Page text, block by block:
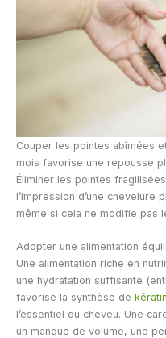
Couper les pointes abîmées
mois favorise une repousse
Éliminer les pointes
l’impression d’une chevelure
même si cela ne modifie pas
Adopter une alimentation
Une alimentation riche en
une hydratation suffisante
favorise la synthèse de
l’essentiel du cheveu. Une
un manque de volume, une